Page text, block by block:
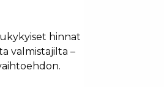
hinnat
valmistajilta –